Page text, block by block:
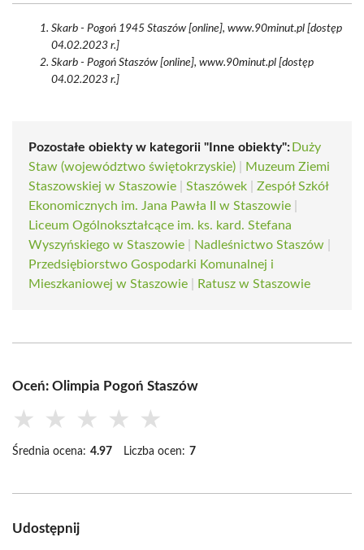
Skarb - Pogoń 1945 Staszów [online], www.90minut.pl [dostęp
04.02.2023 r.]
Skarb - Pogoń Staszów [online], www.90minut.pl [dostęp
04.02.2023 r.]
Pozostałe obiekty w kategorii "Inne obiekty": Duży
Staw (województwo świętokrzyskie)
Muzeum Ziemi
Staszowskiej w Staszowie
Staszówek
Zespół Szkół
Ekonomicznych im. Jana Pawła II w Staszowie
Liceum Ogólnokształcące im. ks. kard. Stefana
Wyszyńskiego w Staszowie
Nadleśnictwo Staszów
Przedsiębiorstwo Gospodarki Komunalnej i
Mieszkaniowej w Staszowie
Ratusz w Staszowie
Oceń: Olimpia Pogoń Staszów
★ ★ ★ ★ ★
Średnia ocena: 4.97 Liczba ocen: 7
Udostępnij